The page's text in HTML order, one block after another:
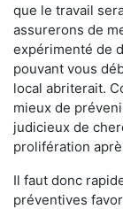
que le travail
assurerons de
expérimenté de
pouvant vous
local abriterait.
mieux de
judicieux de
prolifération
Il faut donc
préventives